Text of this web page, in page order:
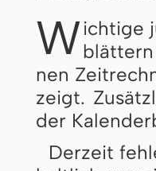
W ichtige
nen
zeigt.
der
Der­zeit